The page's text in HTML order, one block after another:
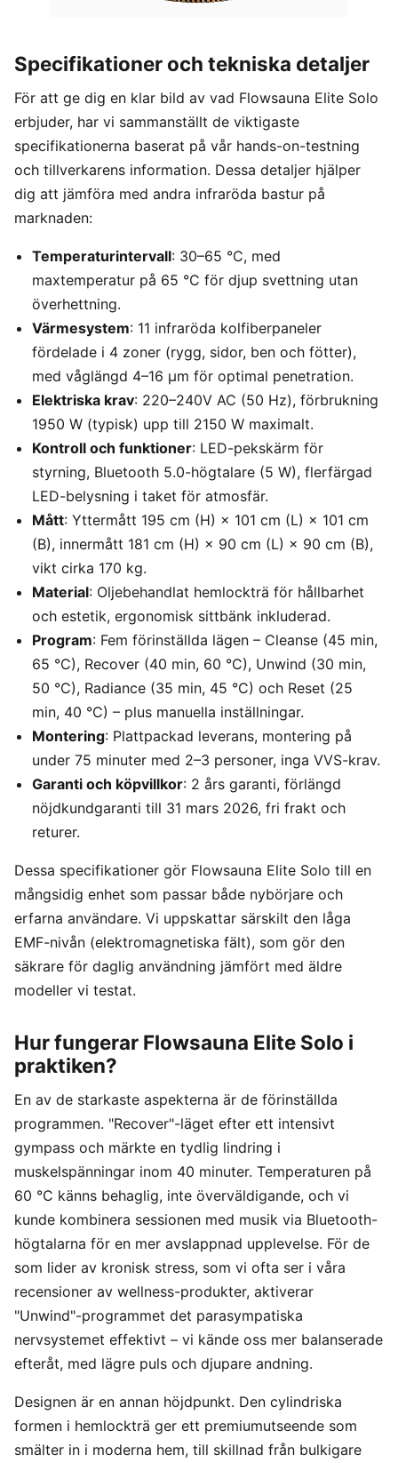
Specifikationer och tekniska detaljer
För att ge dig en klar bild av vad Flowsauna Elite Solo
erbjuder, har vi sammanställt de viktigaste
specifikationerna baserat på vår hands-on-testning
och tillverkarens information. Dessa detaljer hjälper
dig att jämföra med andra infraröda bastur på
marknaden:
Temperaturintervall: 30–65 °C, med
maxtemperatur på 65 °C för djup svettning utan
överhettning.
Värmesystem: 11 infraröda kolfiberpaneler
fördelade i 4 zoner (rygg, sidor, ben och fötter),
med våglängd 4–16 μm för optimal penetration.
Elektriska krav: 220–240V AC (50 Hz), förbrukning
1950 W (typisk) upp till 2150 W maximalt.
Kontroll och funktioner: LED-pekskärm för
styrning, Bluetooth 5.0-högtalare (5 W), flerfärgad
LED-belysning i taket för atmosfär.
Mått: Yttermått 195 cm (H) × 101 cm (L) × 101 cm
(B), innermått 181 cm (H) × 90 cm (L) × 90 cm (B),
vikt cirka 170 kg.
Material: Oljebehandlat hemlockträ för hållbarhet
och estetik, ergonomisk sittbänk inkluderad.
Program: Fem förinställda lägen – Cleanse (45 min,
65 °C), Recover (40 min, 60 °C), Unwind (30 min,
50 °C), Radiance (35 min, 45 °C) och Reset (25
min, 40 °C) – plus manuella inställningar.
Montering: Plattpackad leverans, montering på
under 75 minuter med 2–3 personer, inga VVS-krav.
Garanti och köpvillkor: 2 års garanti, förlängd
nöjdkundgaranti till 31 mars 2026, fri frakt och
returer.
Dessa specifikationer gör Flowsauna Elite Solo till en
mångsidig enhet som passar både nybörjare och
erfarna användare. Vi uppskattar särskilt den låga
EMF-nivån (elektromagnetiska fält), som gör den
säkrare för daglig användning jämfört med äldre
modeller vi testat.
Hur fungerar Flowsauna Elite Solo i
praktiken?
En av de starkaste aspekterna är de förinställda
programmen. "Recover"-läget efter ett intensivt
gympass och märkte en tydlig lindring i
muskelspänningar inom 40 minuter. Temperaturen på
60 °C känns behaglig, inte överväldigande, och vi
kunde kombinera sessionen med musik via Bluetooth-
högtalarna för en mer avslappnad upplevelse. För de
som lider av kronisk stress, som vi ofta ser i våra
recensioner av wellness-produkter, aktiverar
"Unwind"-programmet det parasympatiska
nervsystemet effektivt – vi kände oss mer balanserade
efteråt, med lägre puls och djupare andning.
Designen är en annan höjdpunkt. Den cylindriska
formen i hemlockträ ger ett premiumutseende som
smälter in i moderna hem, till skillnad från bulkigare